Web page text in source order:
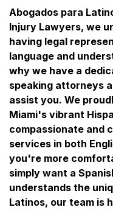
Abogados para
Injury Lawyers, we
having legal
language and
why we have a
speaking attorneys
assist you. We
Miami's vibrant
compassionate and
services in both
you're more
simply want a
understands the
Latinos, our team is